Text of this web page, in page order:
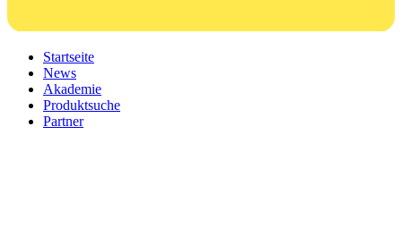
Startseite
News
Akademie
Produktsuche
Partner